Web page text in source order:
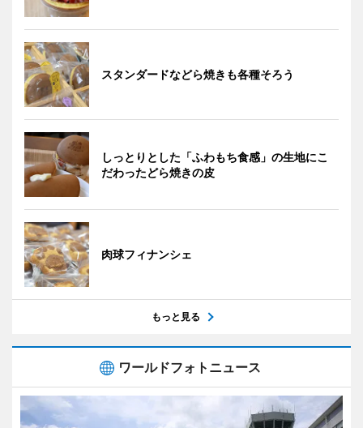
スタンダードなどら焼きも各種そろう
しっとりとした「ふわもち食感」の生地にこ
だわったどら焼きの皮
肉球フィナンシェ
もっと見る
ワールドフォトニュース